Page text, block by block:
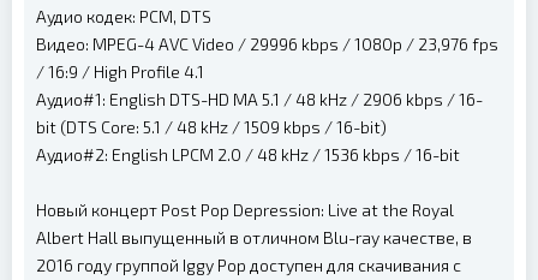
Аудио кодек: PCM, DTS
Видео: MPEG-4 AVC Video / 29996 kbps / 1080p / 23,976 fps
/ 16:9 / High Profile 4.1
Аудио#1: English DTS-HD MA 5.1 / 48 kHz / 2906 kbps / 16-
bit (DTS Core: 5.1 / 48 kHz / 1509 kbps / 16-bit)
Аудио#2: English LPCM 2.0 / 48 kHz / 1536 kbps / 16-bit
Новый концерт Post Pop Depression: Live at the Royal
Albert Hall выпущенный в отличном Blu-ray качестве, в
2016 году группой Iggy Pop доступен для скачивания с